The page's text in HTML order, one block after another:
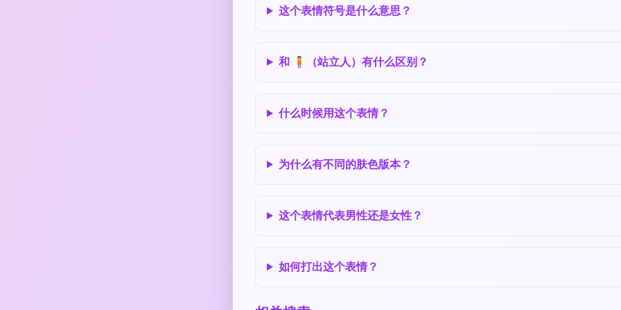
这个表情符号是什么意思？
和 🧍（站立人）有什么区别？
什么时候用这个表情？
为什么有不同的肤色版本？
这个表情代表男性还是女性？
如何打出这个表情？